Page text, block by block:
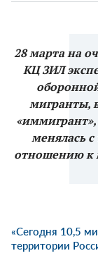
28 мартана
КЦ ЗИЛ
мигранты,
«иммигрант»,
менялась
отношению к
«Сегодня 10,5
территории